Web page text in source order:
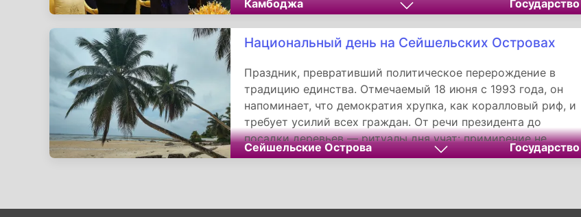
традиций, пережившую трагедии истории. Ее
благотворительная деятельность и скромность стали для
камбоджийцев примером служения народу, а сам праздник
преданности Родине.
Камбоджа Государство
Национальный день на Сейшельских Островах
Праздник, превративший политическое перерождение в
традицию единства. Отмечаемый 18 июня с 1993 года, он
напоминает, что демократия хрупка, как коралловый риф, и
требует усилий всех граждан. От речи президента до
посадки деревьев — ритуалы дня учат: примирение не
отменяет память, а синтез культур есть сила архипелага,
Сейшельские Острова Государство